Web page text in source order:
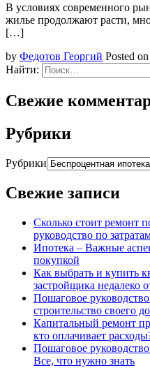
В условиях современного
жилье продолжают расти,
[…]
by Федотов Георгий Posted on
Найти:
Свежие
Рубрики
Рубрики
Свежие записи
Сколько стоит ремонт
руководство по
Ипотека – Важные
покупкой
Как выбрать и купить
застройщика недалеко
Пошаговое
строительство своего
Капитальный ремонт
кто оплачивает
Пошаговое
Все, что нужно знать